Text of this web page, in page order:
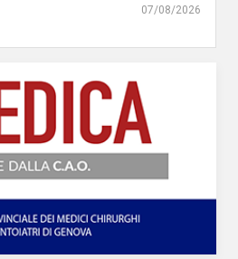
07/08/2026